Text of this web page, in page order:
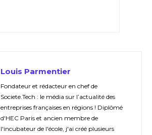
Louis Parmentier
Fondateur et rédacteur en chef de
Societe.Tech : le média sur l’actualité des
entreprises françaises en régions ! Diplômé
d'HEC Paris et ancien membre de
l'incubateur de l'école, j'ai créé plusieurs